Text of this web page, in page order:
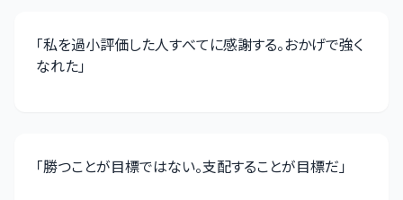
「私を過小評価した人すべてに感謝する。おかげで強く
なれた」
「勝つことが目標ではない。支配することが目標だ」